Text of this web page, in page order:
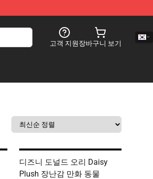
고객 지원장바구니 보기
디즈니 도널드 오리 Daisy
Plush 장난감 만화 동물